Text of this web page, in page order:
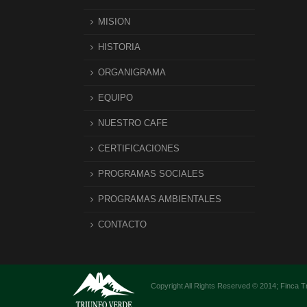
MISION
HISTORIA
ORGANIGRAMA
EQUIPO
NUESTRO CAFE
CERTIFICACIONES
PROGRAMAS SOCIALES
PROGRAMAS AMBIENTALES
CONTACTO
Copyright All Rights Reserved © 2014; Finca